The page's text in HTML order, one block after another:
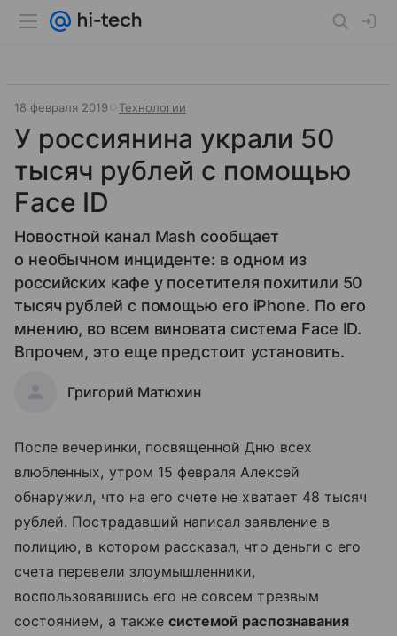
18 февраля 2019 Технологии
У россиянина украли 50
тысяч рублей с помощью
Face ID
Новостной канал Mash сообщает
о необычном инциденте: в одном из
российских кафе у посетителя похитили 50
тысяч рублей с помощью его iPhone. По его
мнению, во всем виновата система Face ID.
Впрочем, это еще предстоит установить.
Григорий Матюхин
После вечеринки, посвященной Дню всех
влюбленных, утром 15 февраля Алексей
обнаружил, что на его счете не хватает 48 тысяч
рублей. Пострадавший написал заявление в
полицию, в котором рассказал, что деньги с его
счета перевели злоумышленники,
воспользовавшись его не совсем трезвым
состоянием, а также системой распознавания